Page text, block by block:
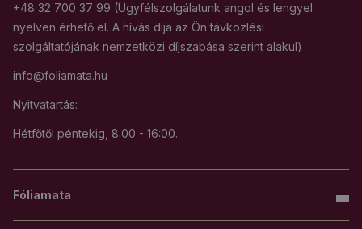
+48 32 700 37 99 (Ügyfélszolgálatunk angol és lengyel
nyelven érhető el. A hívás díja az Ön távközlési
szolgáltatójának nemzetközi díjszabása szerint alakul)
info@foliamata.hu
Nyitvatartás:
Hétfőtől péntekig, 8:00 - 16:00.
Fóliamata